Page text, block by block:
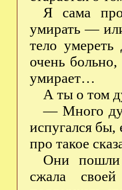
Я сама
умирать —
тело
очень
умирает…
А ты о том
— Много
испугался бы,
про такое
Они пошли
сжала